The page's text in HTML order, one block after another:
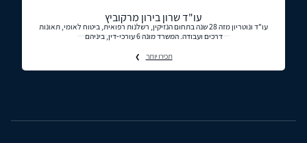
עו"ד שרון בירון מרקוביץ
עו"ד ונוטריון מזה 28 שנה בתחום הנזיקין, רשלנות רפואית, ביטוח לאומי, תאונות
דרכים ועבודה. המשרד מונה 6 עורכי-דין, ביניהם
תכירו יותר